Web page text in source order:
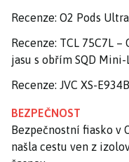
Recenze: O2 Pods
Recenze: TCL 75C7L
jasu s obřím SQD
Recenze: JVC XS-
BEZPEČNOST
Bezpečnostní fiasko v
našla cestu ven z